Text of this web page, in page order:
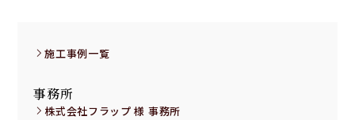
施工事例一覧
事務所
株式会社フラップ 様 事務所